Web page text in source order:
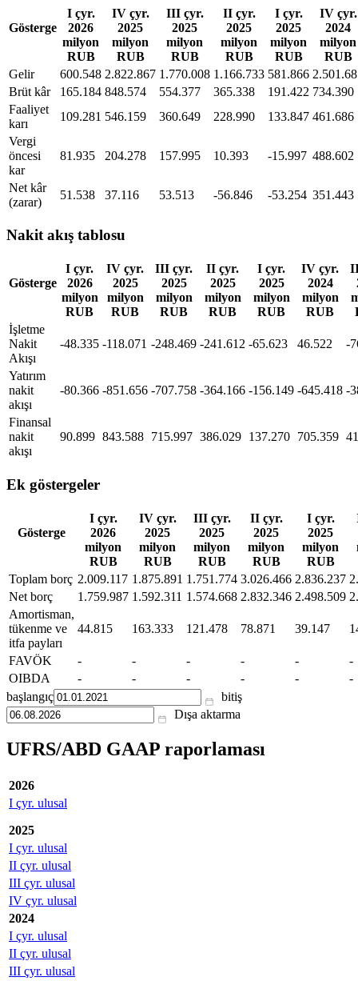
Gösterge
I çyr.
2026
milyon
RUB
IV çyr.
2025
milyon
RUB
III çyr.
2025
milyon
RUB
II çyr.
2025
milyon
RUB
I çyr.
2025
milyon
RUB
IV çyr.
2024
milyon
RUB
Gelir
600.548 2.822.867 1.770.008 1.166.733 581.866
Brüt kâr
165.184 848.574 554.377 365.338 191.422 734.390
Faaliyet
karı
109.281 546.159 360.649 228.990 133.847 461.686
Vergi
öncesi
kar
81.935 204.278 157.995 10.393 -15.997 488.602
Net kâr
(zarar)
51.538 37.116 53.513 -56.846 -53.254 351.443
Nakit akış tablosu
Gösterge
I çyr.
2026
milyon
RUB
IV çyr.
2025
milyon
RUB
III çyr.
2025
milyon
RUB
II çyr.
2025
milyon
RUB
I çyr.
2025
milyon
RUB
IV çyr.
2024
milyon
RUB
İşletme
Nakit
Akışı
-48.335 -118.071 -248.469 -241.612 -65.623 46.522 -
Yatırım
nakit
akışı
-80.366 -851.656 -707.758 -364.166 -156.149 -645.418 -
Finansal
nakit
akışı
90.899 843.588 715.997 386.029 137.270 705.359
Ek göstergeler
Gösterge
I çyr.
2026
milyon
RUB
IV çyr.
2025
milyon
RUB
III çyr.
2025
milyon
RUB
II çyr.
2025
milyon
RUB
I çyr.
2025
milyon
RUB
Toplam borç 2.009.117 1.875.891 1.751.774 3.026.466 2.836.237
Net borç
1.759.987 1.592.311 1.574.668 2.832.346 2.498.509
Amortisman,
tükenme ve
itfa payları
44.815 163.333 121.478 78.871 39.147
FAVÖK - - - - -
-
OIBDA
- - - - -
-
başlangıç
bitiş
Dışa aktarma
UFRS/ABD GAAP raporlaması
2026
I çyr. ulusal
2025
I çyr. ulusal
II çyr. ulusal
III çyr. ulusal
IV çyr. ulusal
2024
I çyr. ulusal
II çyr. ulusal
III çyr. ulusal